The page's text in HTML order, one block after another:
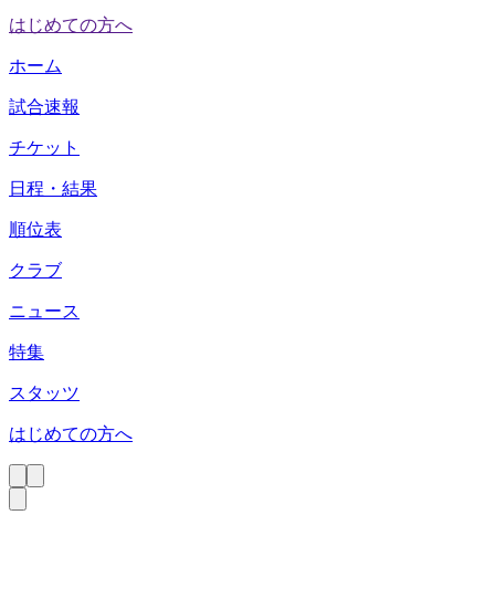
はじめての方へ
ホーム
試合速報
チケット
日程・結果
順位表
クラブ
ニュース
特集
スタッツ
はじめての方へ